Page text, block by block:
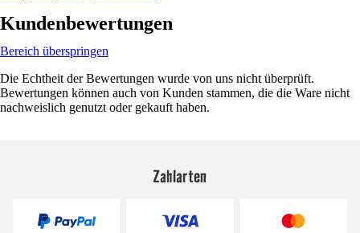
Kundenbewertungen
Bereich überspringen
Die Echtheit der Bewertungen wurde von uns nicht überprüft.
Bewertungen können auch von Kunden stammen, die die Ware nicht
nachweislich genutzt oder gekauft haben.
Zahlarten